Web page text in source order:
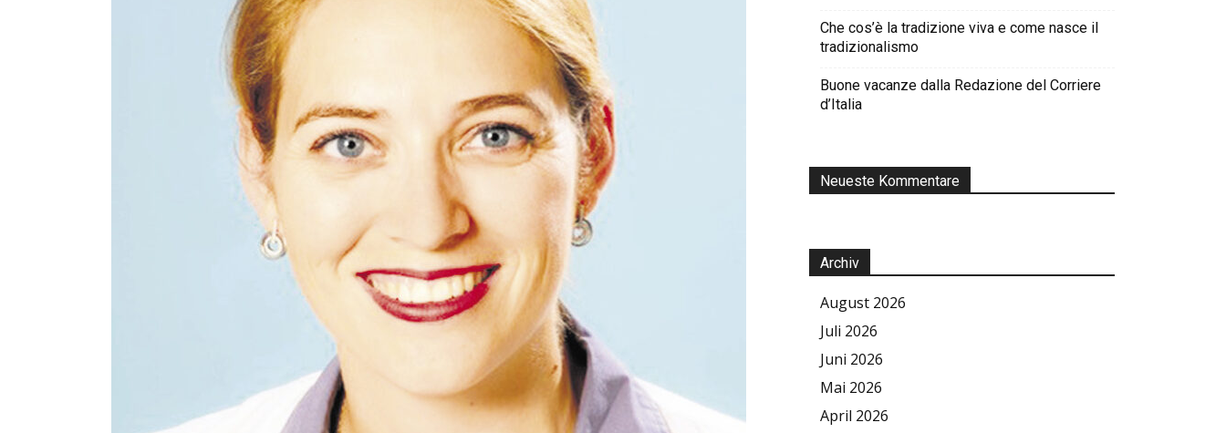
Che cos’è la tradizione viva e come nasce il
tradizionalismo
Buone vacanze dalla Redazione del Corriere
d’Italia
Neueste Kommentare
Archiv
August 2026
Juli 2026
Juni 2026
Mai 2026
April 2026